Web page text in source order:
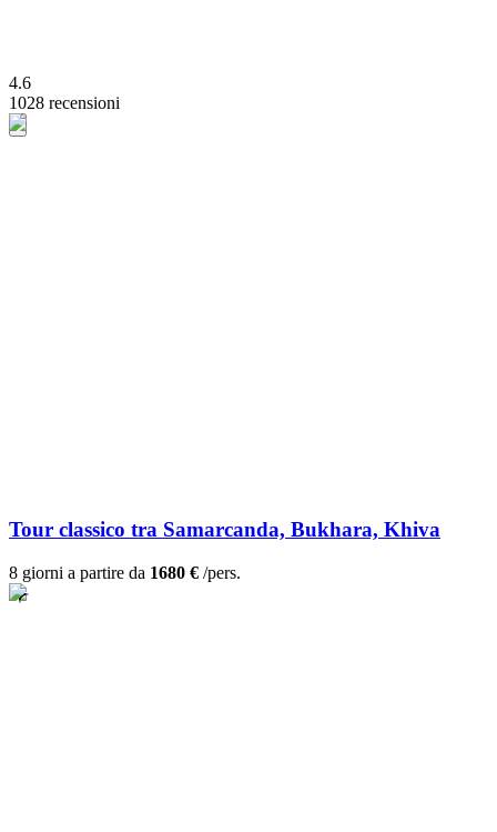
4.6
1028 recensioni
Tour classico tra Samarcanda, Bukhara, Khiva
8 giorni a partire da 1680 € /pers.